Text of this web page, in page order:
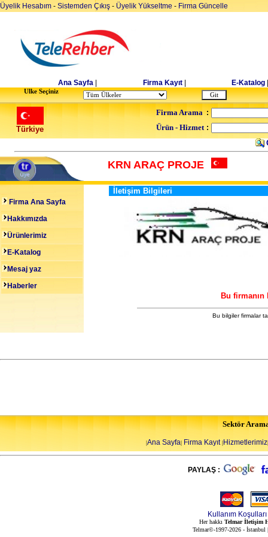
Üyelik Hesabım - Sistemden Çıkış - Üyelik Yükseltme - Firma Güncelle
Ana Sayfa Firma Kayıt E-Katalog
Ulke Seçiniz
Türkiye
Firma Arama :
Ürün - Hizmet :
KRN ARAÇ PROJE
Firma Ana Sayfa
Hakkımızda
Ürünlerimiz
E-Katalog
Mesaj yaz
Haberler
İletişim Bilgileri
Bu
Bu bilgiler firmalar
Sektör
|Ana Sayfa| Firma Kayıt|Hizmetlerimiz|
PAYLAŞ :
Kullanım Koşulları
Her hakkı Telmar İletişim
Telmar©-1997-2026 -